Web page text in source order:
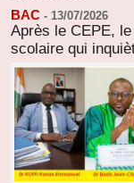
BAC - 13/07/2026
Après le CEPE,
scolaire qui